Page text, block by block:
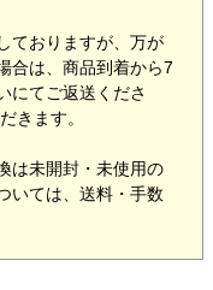
ておりますが、万が
合は、商品到着から7
にてご返送くださ
きます。
は未開封・未使用の
いては、送料・手数